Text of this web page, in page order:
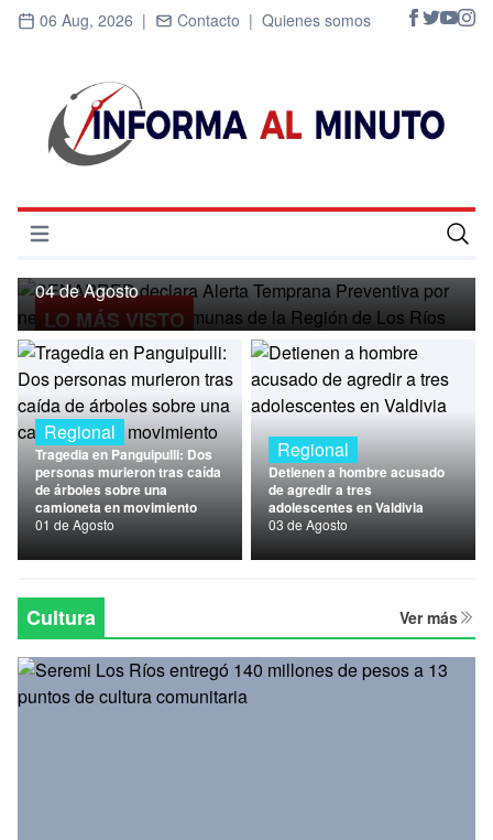
06 Aug, 2026 | Contacto | Quienes somos
Abrir menú
Inicio
Cultura
Deportes
Economía
Entrevistas
Nacional
Política
Regional
LO MÁS VISTO
Regional
SENAPRED declara Alerta Temprana
Preventiva por nevadas para ocho
04 de Agosto
Regional
Tragedia en Panguipulli: Dos
personas murieron tras caída
de árboles sobre una
camioneta en movimiento
01 de Agosto
Regional
Detienen a hombre acusado
de agredir a tres
adolescentes en Valdivia
03 de Agosto
Cultura Ver más